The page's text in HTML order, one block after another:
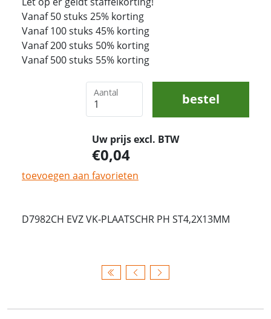
Vanaf 50 stuks 25% korting
Vanaf 100 stuks 45% korting
Vanaf 200 stuks 50% korting
Vanaf 500 stuks 55% korting
Aantal bestel
Uw prijs excl. BTW
0,04
toevoegen aan favorieten
D7982CH EVZ VK-PLAATSCHR PH ST4,2X13MM